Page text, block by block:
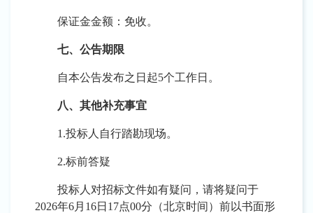
保证金金额：免收。
七、公告期限
自本公告发布之日起5个工作日。
八、其他补充事宜
1.投标人自行踏勘现场。
2.标前答疑
投标人对招标文件如有疑问，请将疑问于
2026年6月 16日 17点00分（北京时间）前以书面形